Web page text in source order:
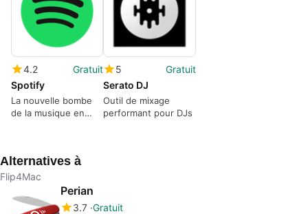
4.2
Gratuit
Spotify
La nouvelle bombe
de la musique en
5
Gratuit
Serato DJ
Outil de mixage
performant pour DJs
Alternatives à
Flip4Mac
Perian
3.7 Gratuit